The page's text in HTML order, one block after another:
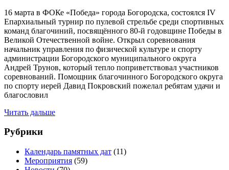
16 марта в ФОКе «Победа» города Богородска, состоялся IV
Епархиальный турнир по пулевой стрельбе среди спортивных
команд благочиний, посвящённого 80-й годовщине Победы в
Великой Отечественной войне. Открыл соревнования
начальник управления по физической культуре и спорту
администрации Богородского муниципального округа
Андрей Трунов, который тепло поприветствовал участников
соревнований. Помощник благочинного Богородского округа
по спорту иерей Давид Покровский пожелал ребятам удачи и
благословил
Читать дальше
Рубрики
Календарь памятных дат (11)
Мероприятия (59)